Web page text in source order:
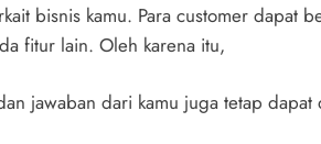
bisnis kamu. Para customer dapat
fitur lain. Oleh karena itu,
jawaban dari kamu juga tetap dapat